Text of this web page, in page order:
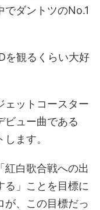
でダントツのNo.1
を観るくらい大好
ェットコースター
ビュー曲である
ます。
紅白歌合戦への出
る」ことを目標に
が、この目標だっ